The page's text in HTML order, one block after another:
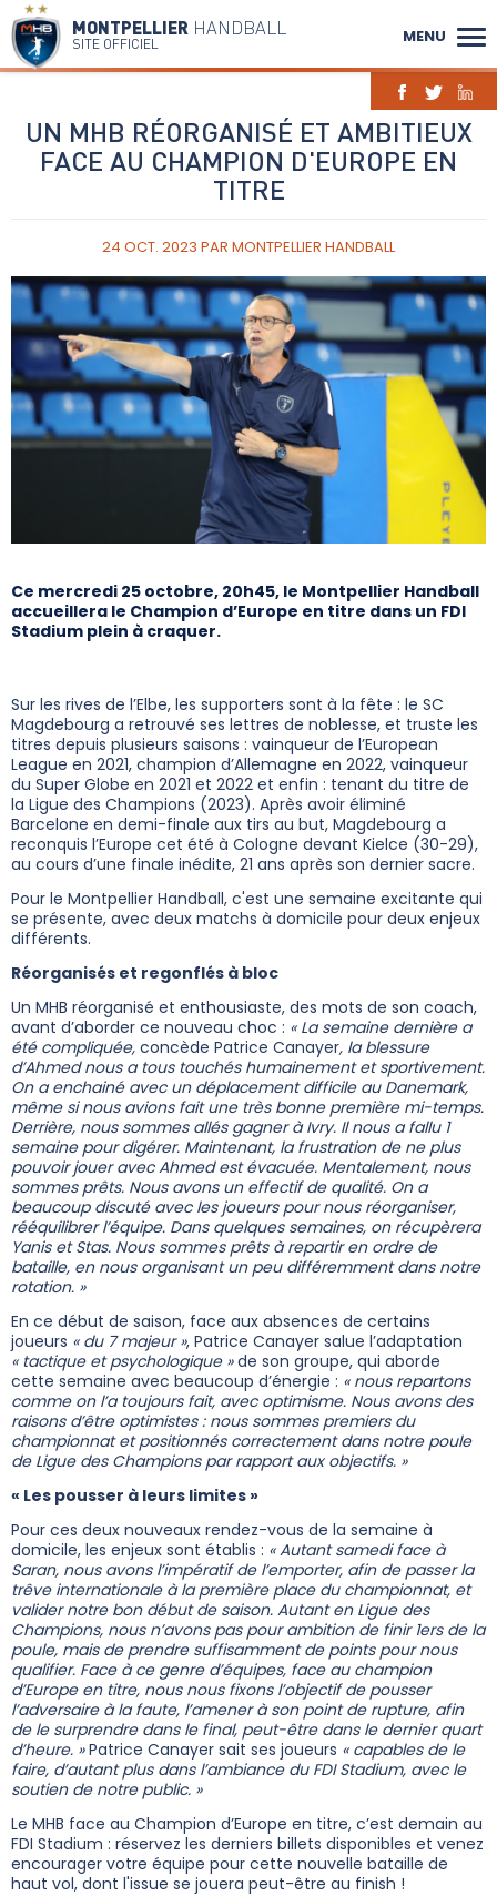
MONTPELLIERHANDBALL
SITE OFFICIEL MENU
UN MHB RÉORGANISÉ ET AMBITIEUX
FACE AU CHAMPION D'EUROPE EN
TITRE
24 OCT. 2023 PAR MONTPELLIER HANDBALL
Ce mercredi 25 octobre, 20h45, le Montpellier Handball
accueillera le Champion d’Europe en titre dans un FDI
Stadium plein à craquer.
Sur les rives de l’Elbe, les supporters sont à la fête : le SC
Magdebourg a retrouvé ses lettres de noblesse, et truste les
titres depuis plusieurs saisons : vainqueur de l’European
League en 2021, champion d’Allemagne en 2022, vainqueur
du Super Globe en 2021 et 2022 et enfin : tenant du titre de
la Ligue des Champions (2023). Après avoir éliminé
Barcelone en demi-finale aux tirs au but, Magdebourg a
reconquis l’Europe cet été à Cologne devant Kielce (30-29),
au cours d’une finale inédite, 21 ans après son dernier sacre.
Pour le Montpellier Handball, c'est une semaine excitante qui
se présente, avec deux matchs à domicile pour deux enjeux
différents.
Réorganisés et regonflés à bloc
Un MHB réorganisé et enthousiaste, des mots de son coach,
avant d’aborder ce nouveau choc : « La semaine dernière a
été compliquée, concède Patrice Canayer, la blessure
d’Ahmed nous a tous touchés humainement et sportivement.
On a enchainé avec un déplacement difficile au Danemark,
même si nous avions fait une très bonne première mi-temps.
Derrière, nous sommes allés gagner à Ivry. Il nous a fallu 1
semaine pour digérer. Maintenant, la frustration de ne plus
pouvoir jouer avec Ahmed est évacuée. Mentalement, nous
sommes prêts. Nous avons un effectif de qualité. On a
beaucoup discuté avec les joueurs pour nous réorganiser,
rééquilibrer l’équipe. Dans quelques semaines, on récupèrera
Yanis et Stas. Nous sommes prêts à repartir en ordre de
bataille, en nous organisant un peu différemment dans notre
rotation. »
En ce début de saison, face aux absences de certains
joueurs « du 7 majeur », Patrice Canayer salue l’adaptation
« tactique et psychologique »de son groupe, qui aborde
cette semaine avec beaucoup d’énergie : « nous repartons
comme on l’a toujours fait, avec optimisme. Nous avons des
raisons d’être optimistes : nous sommes premiers du
championnat et positionnés correctement dans notre poule
de Ligue des Champions par rapport aux objectifs. »
« Les pousser à leurs limites »
Pour ces deux nouveaux rendez-vous de la semaine à
domicile, les enjeux sont établis : « Autant samedi face à
Saran, nous avons l’impératif de l’emporter, afin de passer la
trêve internationale à la première place du championnat, et
valider notre bon début de saison. Autant en Ligue des
Champions, nous n’avons pas pour ambition de finir 1ers de la
poule, mais de prendre suffisamment de points pour nous
qualifier. Face à ce genre d’équipes, face au champion
d’Europe en titre, nous nous fixons l’objectif de pousser
l’adversaire à la faute, l’amener à son point de rupture, afin
de le surprendre dans le final, peut-être dans le dernier quart
d’heure. »Patrice Canayer sait ses joueurs « capables de le
faire, d’autant plus dans l’ambiance du FDI Stadium, avec le
soutien de notre public. »
Le MHB face au Champion d’Europe en titre, c’est demain au
FDI Stadium : réservez les derniers billets disponibles et venez
encourager votre équipe pour cette nouvelle bataille de
haut vol, dont l'issue se jouera peut-être au finish !